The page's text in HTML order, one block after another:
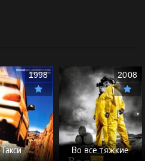
Такси
1998
Во все тяжкие
2008